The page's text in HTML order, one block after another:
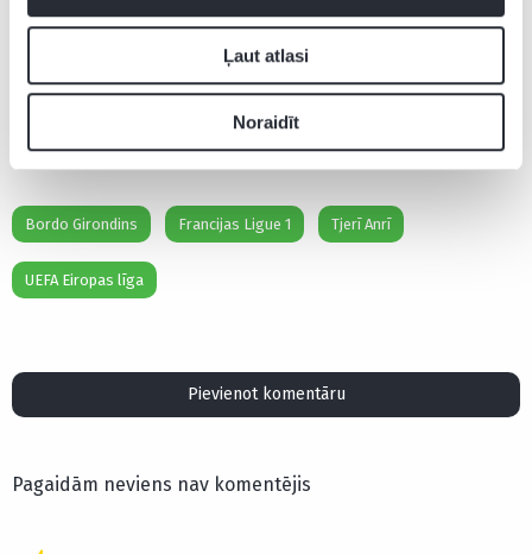
Ļaut atlasi
Noraidīt
Bordo Girondins Francijas Ligue 1 Tjerī Anrī
UEFA Eiropas līga
Pievienot komentāru
Pagaidām neviens nav komentējis